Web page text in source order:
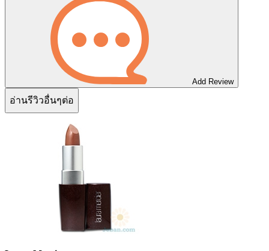
Add Review
อ่านรีวิวอื่นๆต่อ